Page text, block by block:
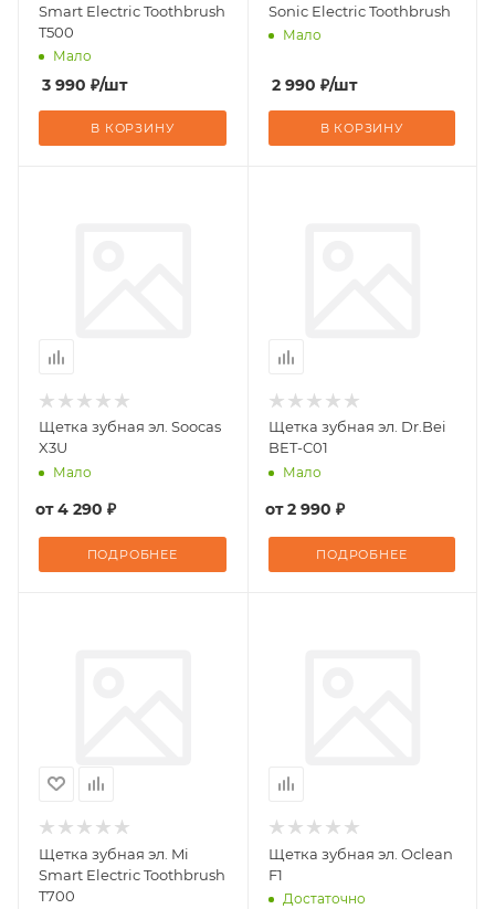
Smart Electric Toothbrush
T500
Мало
3 990 ₽/шт
В КОРЗИНУ
Sonic Electric Toothbrush
Мало
2 990 ₽/шт
В КОРЗИНУ
Щетка зубная эл. Soocas
X3U
Мало
от4 290 ₽
ПОДРОБНЕЕ
Щетка зубная эл. Dr.Bei
BET-C01
Мало
от2 990 ₽
ПОДРОБНЕЕ
Щетка зубная эл. Mi
Smart Electric Toothbrush
T700
Щетка зубная эл. Oclean
F1
Достаточно